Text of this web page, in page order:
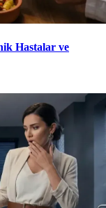
Hastalar ve